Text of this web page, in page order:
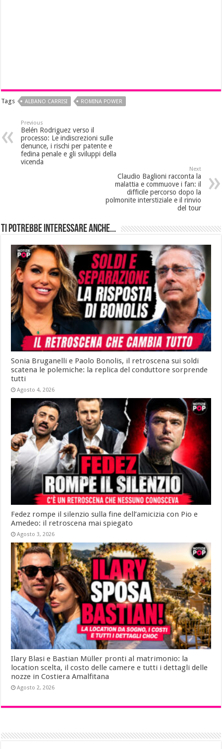
Tags ALBANO CARRISI ROMINA POWER
Previous
Belén Rodriguez verso il
processo: Le indiscrezioni sulle
denunce, i rischi per patente e
fedina penale e gli sviluppi della
vicenda
Next
Claudio Baglioni racconta la
malattia e commuove i fan: il
difficile percorso dopo la
polmonite interstiziale e il rinvio
del tour
Ti potrebbe interessare anche...
Sonia Bruganelli e Paolo Bonolis, il retroscena sui soldi
scatena le polemiche: la replica del conduttore sorprende
tutti
Agosto 4, 2026
Fedez rompe il silenzio sulla fine dell’amicizia con Pio e
Amedeo: il retroscena mai spiegato
Agosto 3, 2026
Ilary Blasi e Bastian Müller pronti al matrimonio: la
location scelta, il costo delle camere e tutti i dettagli delle
nozze in Costiera Amalfitana
Agosto 2, 2026